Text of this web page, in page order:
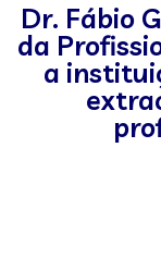
Dr. Fábio
da
a